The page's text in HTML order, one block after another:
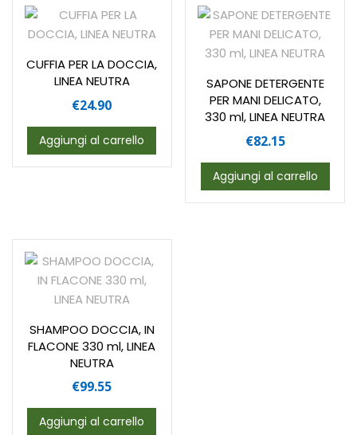
CUFFIA PER LA DOCCIA,
LINEA NEUTRA
€24.90
Aggiungi al carrello
SAPONE DETERGENTE
PER MANI DELICATO,
330 ml, LINEA NEUTRA
€82.15
Aggiungi al carrello
SHAMPOO DOCCIA, IN
FLACONE 330 ml, LINEA
NEUTRA
€99.55
Aggiungi al carrello